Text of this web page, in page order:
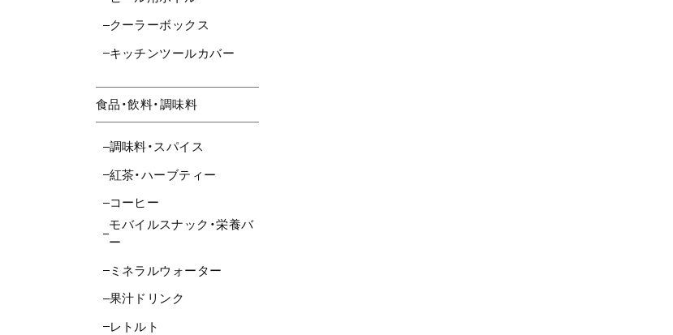
クーラーボックス
キッチンツールカバー
食品・飲料・調味料
調味料・スパイス
紅茶・ハーブティー
コーヒー
モバイルスナック・栄養バ
ー
ミネラルウォーター
果汁ドリンク
レトルト